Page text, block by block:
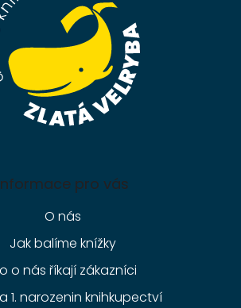
pro vás
O nás
Jak balíme knížky
o nás říkají zákazníci
1. narozenin knihkupectví